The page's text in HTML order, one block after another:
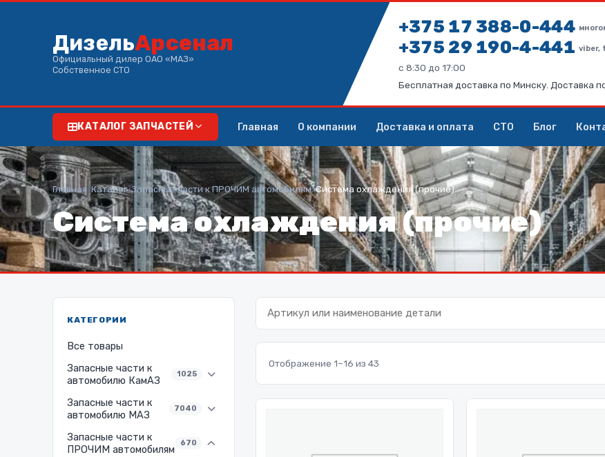
ДизельАрсенал
Официальный дилер ОАО «МАЗ»
Собственное СТО
+375 17 388-0-444
+375 29 190-4-441viber,
с 8:30 до 17:00
Бесплатная доставка по Минску. Доставка
КАТАЛОГ ЗАПЧАСТЕЙ Главная О компании Доставка и оплата СТО Блог
Главная/Каталог/Запасные части к ПРОЧИМ автомобилям/Система охлаждения (прочие)
Система охлаждения (прочие)
КАТЕГОРИИ
Все товары
Запасные части к
автомобилю КамАЗ
1025
Запасные части к
автомобилю МАЗ
7040
Запасные части к
ПРОЧИМ автомобилям
670
Отображение 1–16 из 43